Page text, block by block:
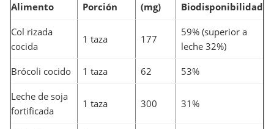
Alimento Porción
(mg)
Biodisponibilidad
Col rizada
cocida
1 taza 177
59% (superior a
leche 32%)
Brócoli cocido 1 taza 62 53%
Leche de soja
fortificada
1 taza 300 31%